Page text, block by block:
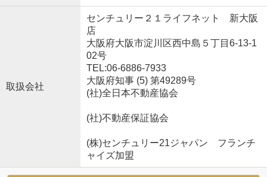
取扱会社
センチュリー２１ライフネット 新大阪
店
大阪府大阪市淀川区西中島５丁目6-13-1
02号
TEL:06-6886-7933
大阪府知事 (5) 第49289号
(社)全日本不動産協会
(社)不動産保証協会
(株)センチュリー21ジャパン フランチ
ャイズ加盟